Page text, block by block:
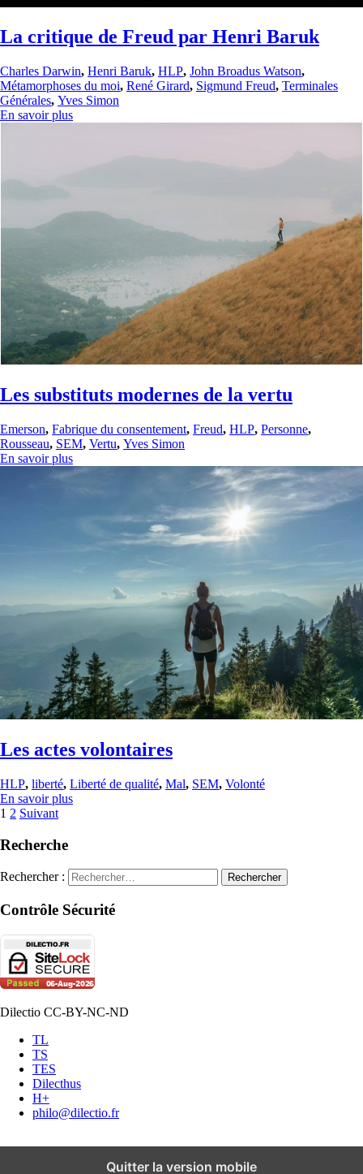
La critique de Freud par Henri Baruk
Charles Darwin, Henri Baruk, HLP, John Broadus Watson,
Métamorphoses du moi, René Girard, Sigmund Freud, Terminales
Générales, Yves Simon
En savoir plus
Les substituts modernes de la vertu
Emerson, Fabrique du consentement, Freud, HLP, Personne,
Rousseau, SEM, Vertu, Yves Simon
En savoir plus
Les actes volontaires
HLP, liberté, Liberté de qualité, Mal, SEM, Volonté
En savoir plus
1 2 Suivant
Recherche
Rechercher :
Contrôle Sécurité
Dilectio CC-BY-NC-ND
TL
TS
TES
Dilecthus
H+
philo@dilectio.fr
Quitter la version mobile